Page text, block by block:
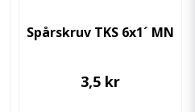
Spårskruv TKS 6x1´ MN
3,5 kr